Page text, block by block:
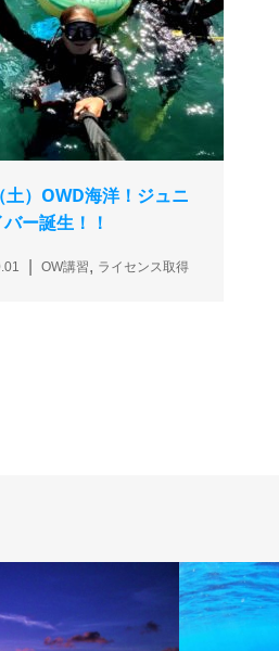
）OWD海洋！ジュニ
ー誕生！！
OW講習, ライセンス取得